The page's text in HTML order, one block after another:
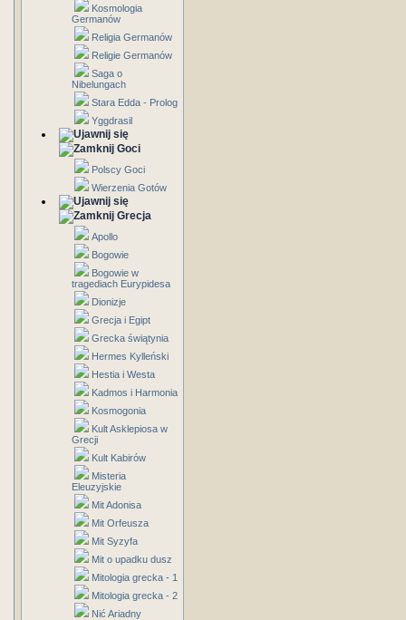
Kosmologia
Germanów
Religia Germanów
Religie Germanów
Saga o
Nibelungach
Stara Edda - Prolog
Yggdrasil
Goci
Polscy Goci
Wierzenia Gotów
Grecja
Apollo
Bogowie
Bogowie w
tragediach Eurypidesa
Dionizje
Grecja i Egipt
Grecka świątynia
Hermes Kylleński
Hestia i Westa
Kadmos i Harmonia
Kosmogonia
Kult Asklepiosa w
Grecji
Kult Kabirów
Misteria
Eleuzyjskie
Mit Adonisa
Mit Orfeusza
Mit Syzyfa
Mit o upadku dusz
Mitologia grecka - 1
Mitologia grecka - 2
Nić Ariadny